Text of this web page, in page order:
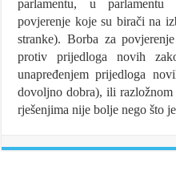
parlamentu, u
povjerenje koje su birači na
stranke). Borba za
protiv prijedloga novih
unapređenjem prijedloga
dovoljno dobra), ili
rješenjima nije bolje nego što